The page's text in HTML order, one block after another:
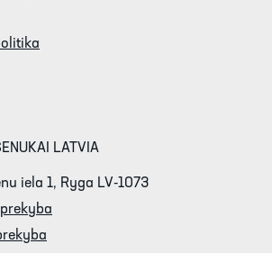
LATVIA
iela 1, Ryga LV-1073